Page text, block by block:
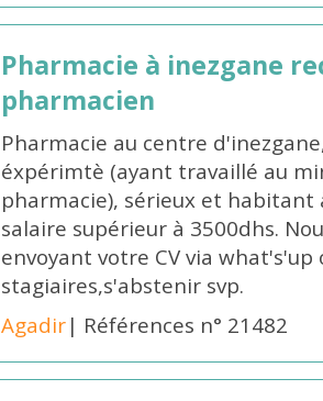
Pharmacie à inezgane
pharmacien
Pharmacie au centre
éxpérimtè (ayant travaillé au
pharmacie), sérieux et habitant
salaire supérieur à 3500dhs.
envoyant votre CV via
stagiaires,s'abstenir svp.
Agadir| Références n° 21482